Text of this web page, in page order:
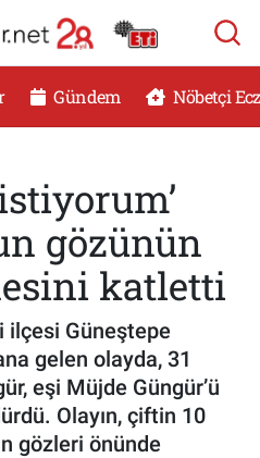
Gündem Nöbetçi
gözünün
katletti
ilçesi Güneştepe
gelen olayda, 31
eşi Müjde Güngür’ü
Olayın, çiftin 10
gözleri önünde
Haritası
ve Fikstür